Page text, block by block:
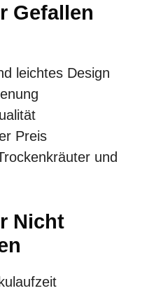
Gefallen
leichtes Design
Preis
und
Nicht